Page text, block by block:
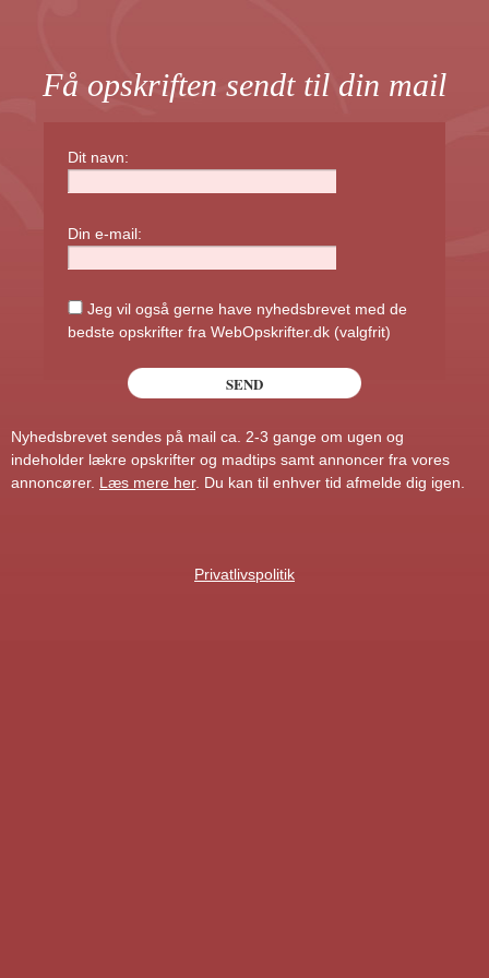
Få opskriften sendt til din mail
Dit navn:
Din e-mail:
Jeg vil også gerne have nyhedsbrevet med de
bedste opskrifter fra WebOpskrifter.dk (valgfrit)
Nyhedsbrevet sendes på mail ca. 2-3 gange om ugen og
indeholder lækre opskrifter og madtips samt annoncer fra vores
annoncører. Læs mere her. Du kan til enhver tid afmelde dig igen.
Privatlivspolitik